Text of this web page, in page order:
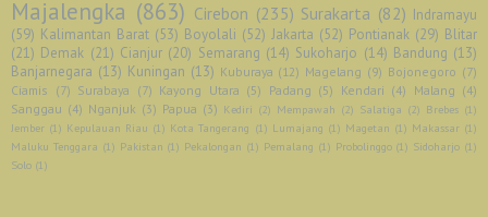
Majalengka (863) Cirebon (235) Surakarta (82) Indramayu
(59) Kalimantan Barat (53) Boyolali (52) Jakarta (52) Pontianak (29) Blitar
(21) Demak (21) Cianjur (20) Semarang (14) Sukoharjo (14) Bandung (13)
Banjarnegara (13) Kuningan (13) Kuburaya (12) Magelang (9) Bojonegoro (7)
Ciamis (7) Surabaya (7) Kayong Utara (5) Padang (5) Kendari (4) Malang (4)
Sanggau (4) Nganjuk (3) Papua (3) Kediri (2) Mempawah (2) Salatiga (2) Brebes (1)
Jember (1) Kepulauan Riau (1) Kota Tangerang (1) Lumajang (1) Magetan (1) Makassar (1)
Maluku Tenggara (1) Pakistan (1) Pekalongan (1) Pemalang (1) Probolinggo (1) Sidoharjo (1)
Solo (1)